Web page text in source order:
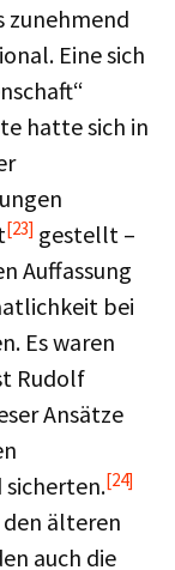
zunehmend
Eine sich
hatte sich in
[23] gestellt –
Auffassung
bei
Es waren
Rudolf
Ansätze
[24]
älteren
auch die